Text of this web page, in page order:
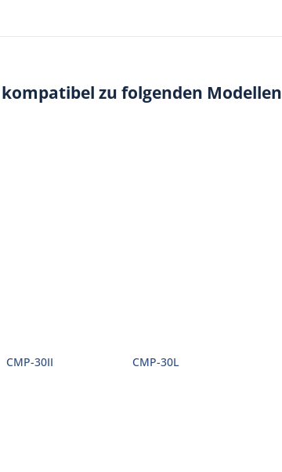
zu folgenden Modellen
CMP-30II CMP-30L